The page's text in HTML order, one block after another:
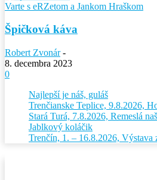
Varte s eRZetom a Jankom Hraškom
Špičková káva
Robert Zvonár -
8. decembra 2023
0
Najlepší je náš, guláš
Trenčianske Teplice, 9.8.2026,
Stará Turá, 7.8.2026, Remeslá
Jablkový koláčik
Trenčín, 1. – 16.8.2026, Výstava